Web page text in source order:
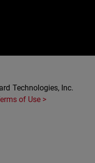
Technologies, Inc.
of Use >